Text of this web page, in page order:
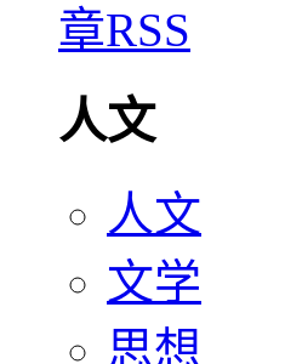
人文
人文
文学
思想